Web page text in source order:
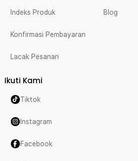
Indeks Produk
Konfirmasi Pembayaran
Lacak Pesanan
Blog
Ikuti Kami
Tiktok
Instagram
Facebook